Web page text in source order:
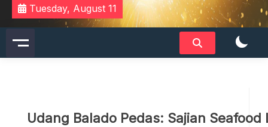
DERAPJAMBI
Tuesday, August 11
Udang Balado Pedas: Sajian